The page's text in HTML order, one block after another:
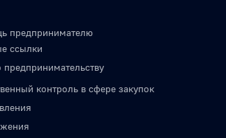
предпринимателю
ссылки
предпринимательству
контроль в сфере закупок